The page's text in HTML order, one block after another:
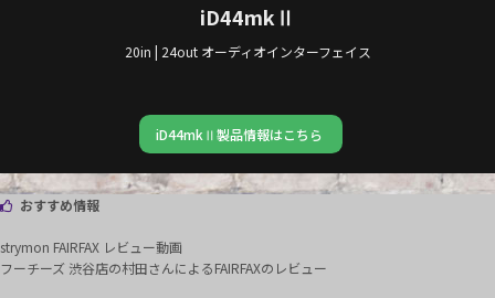
iD44mkⅡ
20in | 24out オーディオインターフェイス
iD44mkⅡ製品情報はこちら
おすすめ情報
strymon FAIRFAX レビュー動画
フーチーズ 渋谷店の村田さんによるFAIRFAXのレビュー